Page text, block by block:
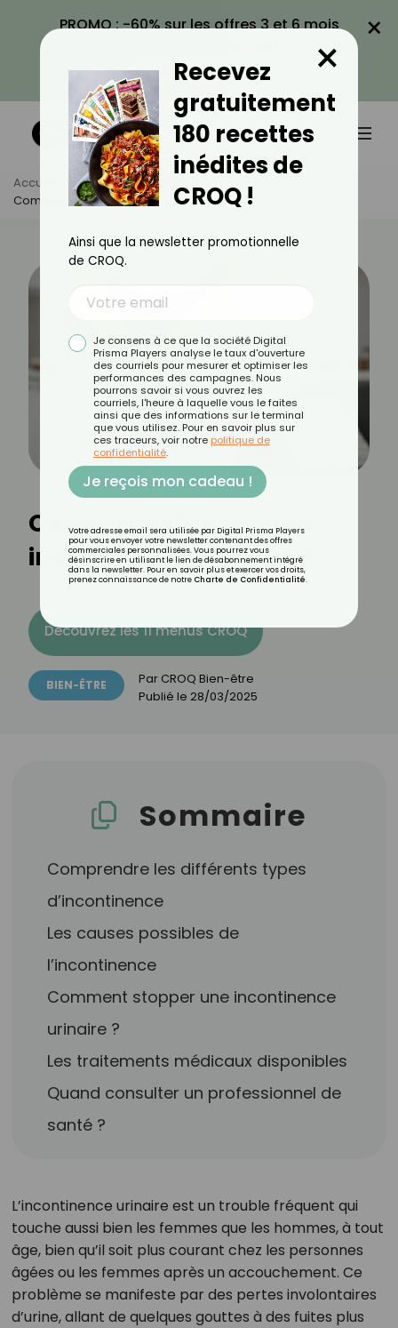
PROMO : -60% sur les offres 3 et 6 mois
VOIR LA PROMO
×
Accueil Actus
Bien-Être
Comment Stopper Une Incontinence Urinaire ?
Comment stopper une
incontinence urinaire ?
Découvrez les 11 menus CROQ
BIEN-ÊTRE Par CROQ Bien-être
Publié le 28/03/2025
Sommaire
Comprendre les différents types
d’incontinence
Les causes possibles de
l’incontinence
Comment stopper une incontinence
urinaire ?
Les traitements médicaux disponibles
Quand consulter un professionnel de
santé ?
L’incontinence urinaire est un trouble fréquent qui
touche aussi bien les femmes que les hommes, à tout
âge, bien qu’il soit plus courant chez les personnes
âgées ou les femmes après un accouchement. Ce
problème se manifeste par des pertes involontaires
d’urine, allant de quelques gouttes à des fuites plus
Recevez
gratuitement
180 recettes
inédites de
CROQ !
×
Ainsi que la newsletter promotionnelle
de CROQ.
Je consens à ce que la société Digital
Prisma Players analyse le taux d'ouverture
des courriels pour mesurer et optimiser les
performances des campagnes. Nous
pourrons savoir si vous ouvrez les
courriels, l'heure à laquelle vous le faites
ainsi que des informations sur le terminal
que vous utilisez. Pour en savoir plus sur
ces traceurs, voir notre politique de
confidentialité.
Je reçois mon cadeau !
Votre adresse email sera utilisée par Digital Prisma Players
pour vous envoyer votre newsletter contenant des offres
commerciales personnalisées. Vous pourrez vous
désinscrire en utilisant le lien de désabonnement intégré
dans la newsletter. Pour en savoir plus et exercer vos droits,
prenez connaissance de notre Charte de Confidentialité.